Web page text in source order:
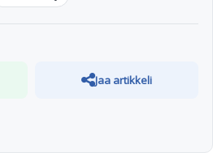
Jaa artikkeli